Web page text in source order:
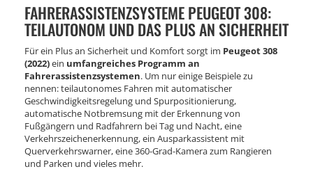
FAHRERASSISTENZSYSTEME PEUGEOT 308:
TEILAUTONOM UND DAS PLUS AN SICHERHEIT
Für ein Plus an Sicherheit und Komfort sorgt im Peugeot 308
(2022)ein umfangreiches Programm an
Fahrerassistenzsystemen. Um nur einige Beispiele zu
nennen: teilautonomes Fahren mit automatischer
Geschwindigkeitsregelung und Spurpositionierung,
automatische Notbremsung mit der Erkennung von
Fußgängern und Radfahrern bei Tag und Nacht, eine
Verkehrszeichenerkennung, ein Ausparkassistent mit
Querverkehrswarner, eine 360-Grad-Kamera zum Rangieren
und Parken und vieles mehr.